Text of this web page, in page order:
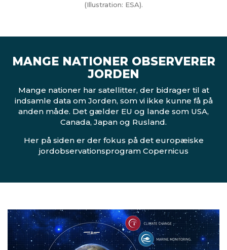
(Illustration: ESA).
MANGE NATIONER OBSERVERER
JORDEN
Mange nationer har satellitter, der bidrager til at
indsamle data om Jorden, som vi ikke kunne få på
anden måde. Det gælder EU og lande som USA,
Canada, Japan og Rusland.
Her på siden er der fokus på det europæiske
jordobservationsprogram Copernicus